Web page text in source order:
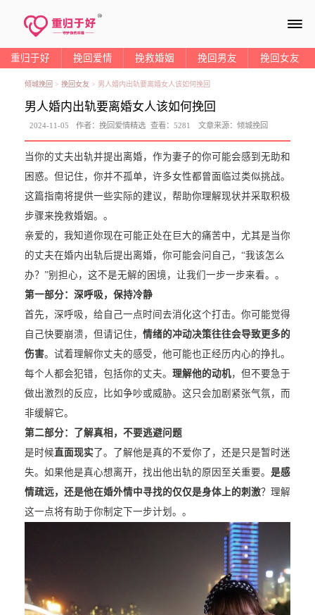
≡
重归于好 挽回爱情 挽救婚姻 挽回男友 挽回女友
倾城挽回 > 挽回女友> 男人婚内出轨要离婚女人该如何挽回
男人婚内出轨要离婚女人该如何挽回
2024-11-05 作者：挽回爱情精选 查看：5281 文章来源： 倾城挽回
当你的丈夫出轨并提出离婚，作为妻子的你可能会感到无助和
困惑。但记住，你并不孤单，许多女性都曾面临过类似挑战。
这篇指南将提供一些实际的建议，帮助你理解现状并采取积极
步骤来挽救婚姻。。
亲爱的，我知道你现在可能正处在巨大的痛苦中，尤其是当你
的丈夫在婚内出轨后提出离婚，你可能会问自己，“我该怎么
办？”别担心，这不是无解的困境，让我们一步一步来看。。
第一部分：深呼吸，保持冷静
首先，深呼吸，给自己一点时间去消化这个打击。你可能觉得
自己快要崩溃，但请记住， 情绪的冲动决策往往会导致更多的
伤害。试着理解你丈夫的感受，他可能也正经历内心的挣扎。
每个人都会犯错，包括你的丈夫。 理解他的动机，但不要急于
做出激烈的反应，比如争吵或威胁。这只会加剧紧张气氛，而
非缓解它。
第二部分：了解真相，不要逃避问题
是时候直面现实了。了解他是真的不爱你了，还是只是暂时迷
失。如果他是真心想离开，找出他出轨的原因至关重要。 是感
情疏远，还是他在婚外情中寻找的仅仅是身体上的刺激？理解
这一点将有助于你制定下一步计划。。